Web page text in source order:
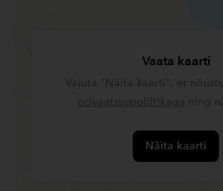
Vaata kaarti
Näita kaarti